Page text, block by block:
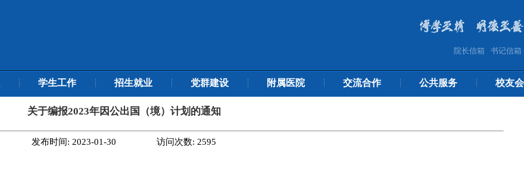
院长信箱 书记信箱
学生工作 招生就业 党群建设 附属医院 交流合作 公共服务 校友会
关于编报2023年因公出国（境）计划的通知
发布时间: 2023-01-30 访问次数: 2595